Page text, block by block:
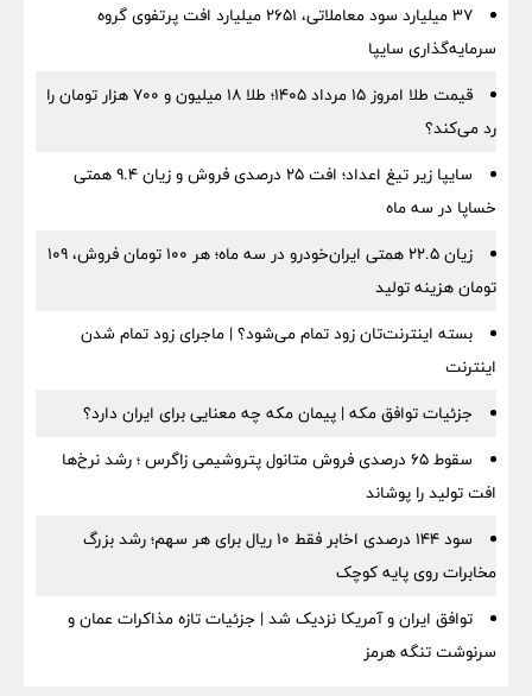
۳۷ میلیارد سود معاملاتی، ۲۶۵۱ میلیارد افت پرتفوی گروه
سرمایه‌گذاری سایپا
قیمت طلا امروز ۱۵ مرداد ۱۴۰۵؛ طلا ۱۸ میلیون و ۷۰۰ هزار تومان را
رد می‌کند؟
سایپا زیر تیغ اعداد؛ افت ۲۵ درصدی فروش و زیان ۹.۴ همتی
خساپا در سه ماه
زیان ۲۲.۵ همتی ایران‌خودرو در سه ماه؛ هر ۱۰۰ تومان فروش، ۱۰۹
تومان هزینه تولید
بسته اینترنت‌تان زود تمام می‌شود؟ | ماجرای زود تمام شدن
اینترنت
جزئیات توافق مکه | پیمان مکه چه معنایی برای ایران دارد؟
سقوط ۶۵ درصدی فروش متانول پتروشیمی زاگرس ؛ رشد نرخ‌ها
افت تولید را پوشاند
سود ۱۴۴ درصدی اخابر فقط ۱۰ ریال برای هر سهم؛ رشد بزرگ
مخابرات روی پایه کوچک
توافق ایران و آمریکا نزدیک شد | جزئیات تازه مذاکرات عمان و
سرنوشت تنگه هرمز